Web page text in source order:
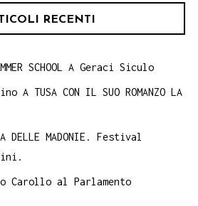
RECENTI
SCHOOL A Geraci Siculo
A TUSA CON IL SUO ROMANZO LA
DELLE MADONIE. Festival
Carollo al Parlamento